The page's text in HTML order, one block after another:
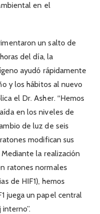
en el
un salto de
del día, la
ayudó rápidamente
y los hábitos al nuevo
el Dr. Asher. “Hemos
en los niveles de
de luz de seis
modifican sus
la realización
ratones normales
de HIF1), hemos
juega un papel central